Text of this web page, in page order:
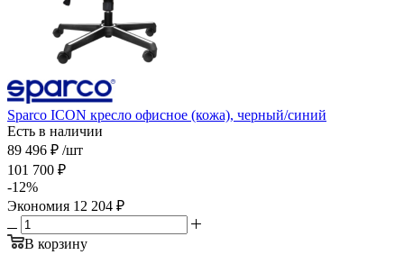
Sparco ICON кресло офисное (кожа), черный/синий
Есть в наличии
89 496 ₽ /шт
101 700 ₽
-12%
Экономия 12 204 ₽
В корзину